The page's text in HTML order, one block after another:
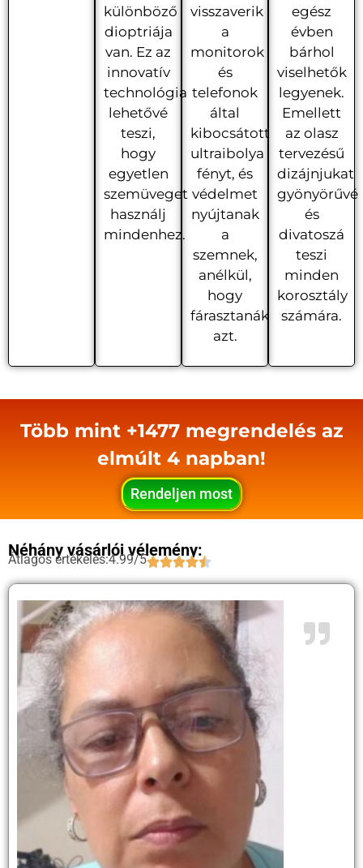
különböző
dioptriája
van. Ez az
innovatív
technológia
lehetővé
teszi,
hogy
egyetlen
szemüveget
használj
mindenhez.
visszaverik
a
monitorok
és
telefonok
által
kibocsátott
ultraibolya
fényt, és
védelmet
nyújtanak
a
szemnek,
anélkül,
hogy
fárasztanák
azt.
egész
évben
bárhol
viselhetők
legyenek.
Emellett
az olasz
tervezésű
dizájnjukat
gyönyörűvé
és
divatoszá
teszi
minden
korosztály
számára.
Több mint +1477 megrendelés az
elmúlt 4 napban!
Rendeljen most
Néhány vásárlói vélemény:
Átlagos értékelés:4.99/5